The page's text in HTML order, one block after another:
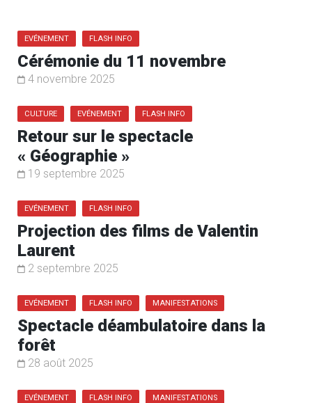
EVÉNEMENT FLASH INFO
Cérémonie du 11 novembre
4 novembre 2025
CULTURE EVÉNEMENT FLASH INFO
Retour sur le spectacle
« Géographie »
19 septembre 2025
EVÉNEMENT FLASH INFO
Projection des films de Valentin
Laurent
2 septembre 2025
EVÉNEMENT FLASH INFO MANIFESTATIONS
Spectacle déambulatoire dans la
forêt
28 août 2025
EVÉNEMENT FLASH INFO MANIFESTATIONS